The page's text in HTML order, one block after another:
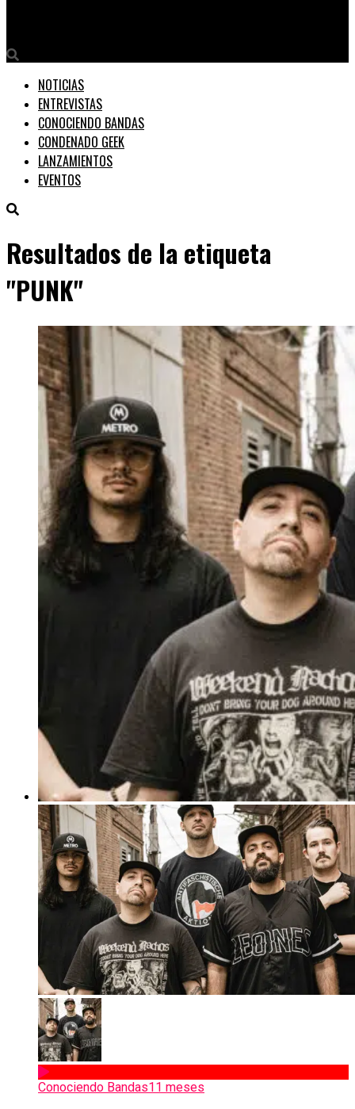
NOTICIAS
ENTREVISTAS
CONOCIENDO BANDAS
CONDENADO GEEK
LANZAMIENTOS
EVENTOS
Resultados de la etiqueta
"PUNK"
Conociendo Bandas11 meses